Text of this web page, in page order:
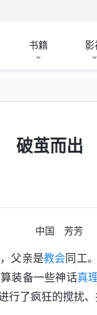
书籍 影
破茧而出
中国 芳芳
父亲是教会同工
装备一些神话真
行了疯狂的搅扰、